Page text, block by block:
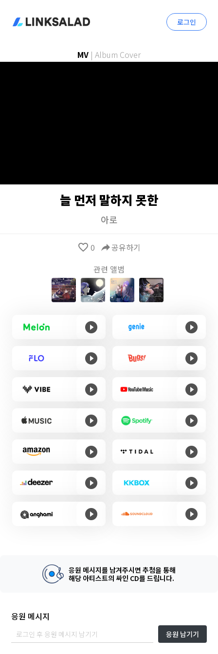
로그인
MV | Album Cover
늘 먼저 말하지 못한
아로
favorite_border 0 reply공유하기
관련 앨범
응원 메시지를 남겨주시면 추첨을 통해
해당 아티스트의 싸인 CD를 드립니다.
응원 메시지
응원 남기기